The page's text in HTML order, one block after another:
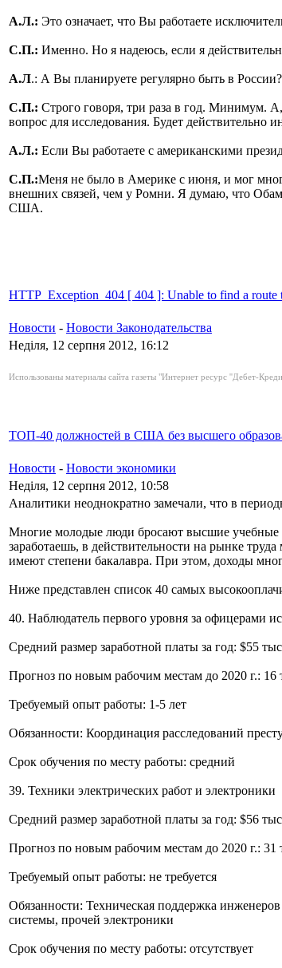
А.Л.: Это означает, что Вы работаете
С.П.: Именно. Но я надеюсь, если я
А.Л.: А Вы планируете регулярно быть в России?
С.П.: Строго говоря, три раза в год. Минимум.
вопрос для исследования. Будет действительно
А.Л.: Если Вы работаете с американскими
С.П.:Меня не было в Америке с июня, и мог
внешних связей, чем у Ромни. Я думаю, что
США.
HTTP_Exception_404 [ 404 ]: Unable to find a
Новости - Новости Законодательства
Неділя, 12 серпня 2012, 16:12
Использованы материалы сайта газеты "Интернет ресурс ''Дебет-
ТОП-40 должностей в США без высшего
Новости - Новости экономики
Неділя, 12 серпня 2012, 10:58
Аналитики неоднократно замечали, что в
Многие молодые люди бросают высшие учебные
заработаешь, в действительности на рынке
имеют степени бакалавра. При этом, доходы
Ниже представлен список 40 самых
40. Наблюдатель первого уровня за офицерами
Средний размер заработной платы за год: $55
Прогноз по новым рабочим местам до 2020 г.: 16
Требуемый опыт работы: 1-5 лет
Обязанности: Координация расследований
Срок обучения по месту работы: средний
39. Техники электрических работ и электроники
Средний размер заработной платы за год: $56
Прогноз по новым рабочим местам до 2020 г.: 31
Требуемый опыт работы: не требуется
Обязанности: Техническая поддержка
системы, прочей электроники
Срок обучения по месту работы: отсутствует